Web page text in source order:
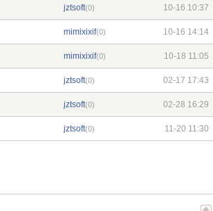
jztsoft(0) 10-16 10:37
mimixixif(0) 10-16 14:14
mimixixif(0) 10-18 11:05
jztsoft(0) 02-17 17:43
jztsoft(0) 02-28 16:29
jztsoft(0) 11-20 11:30